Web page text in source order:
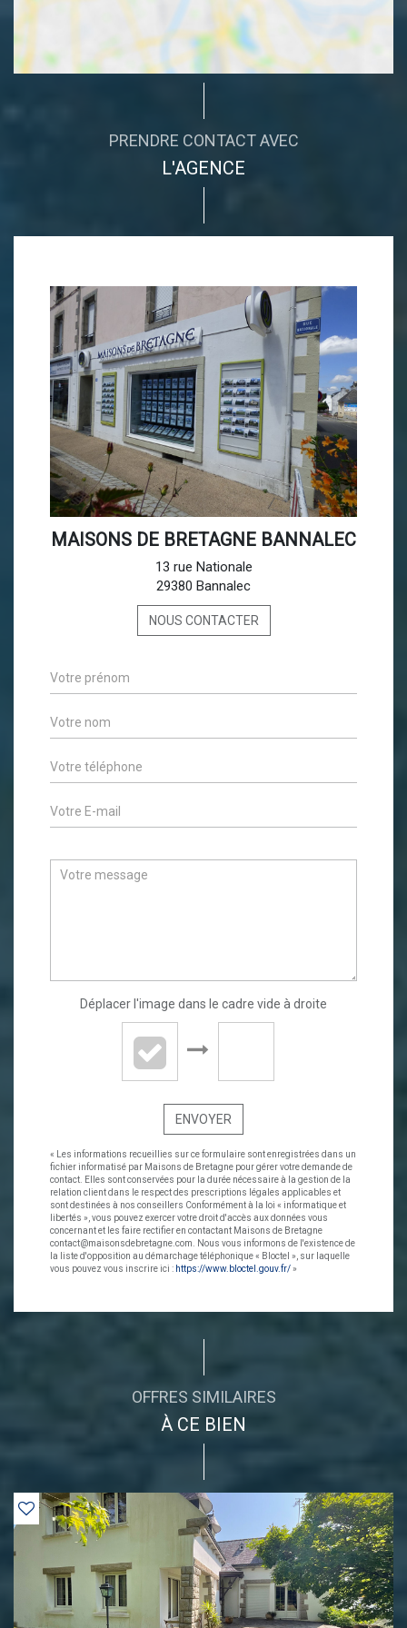
PRENDRE CONTACT AVEC
L'AGENCE
MAISONS DE BRETAGNE BANNALEC
13 rue Nationale
29380 Bannalec
NOUS CONTACTER
Déplacer l'image dans le cadre vide à droite
ENVOYER
« Les informations recueillies sur ce formulaire sont enregistrées dans un
fichier informatisé par Maisons de Bretagne pour gérer votre demande de
contact. Elles sont conservées pour la durée nécessaire à la gestion de la
relation client dans le respect des prescriptions légales applicables et
sont destinées à nos conseillers Conformément à la loi « informatique et
libertés », vous pouvez exercer votre droit d'accès aux données vous
concernant et les faire rectifier en contactant Maisons de Bretagne
contact@maisonsdebretagne.com. Nous vous informons de l'existence de
la liste d'opposition au démarchage téléphonique « Bloctel », sur laquelle
vous pouvez vous inscrire ici : https://www.bloctel.gouv.fr/»
OFFRES SIMILAIRES
À CE BIEN